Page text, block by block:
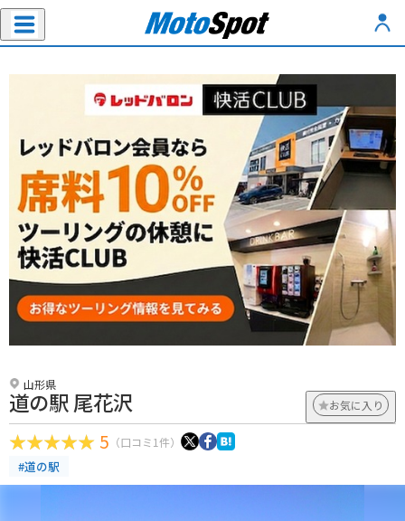
山形県
道の駅 尾花沢 お気に入り
5 （口コミ1件）
#道の駅